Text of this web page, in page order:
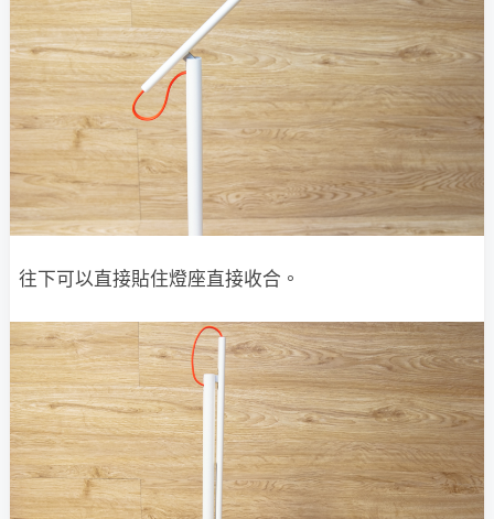
往下可以直接貼住燈座直接收合。